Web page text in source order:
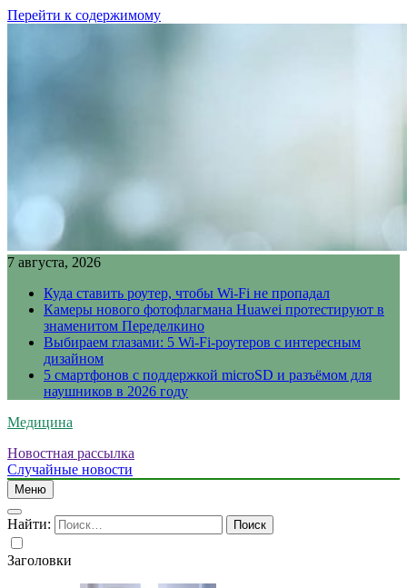
Перейти к содержимому
7 августа, 2026
Куда ставить роутер, чтобы Wi-Fi не пропадал
Камеры нового фотофлагмана Huawei протестируют в
знаменитом Переделкино
Выбираем глазами: 5 Wi-Fi-роутеров с интересным
дизайном
5 смартфонов с поддержкой microSD и разъёмом для
наушников в 2026 году
Медицина
Новостная рассылка
Случайные новости
Меню
Найти:
Заголовки